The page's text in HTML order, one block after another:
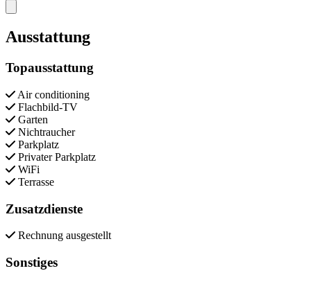
Close modal
Ausstattung
Topausstattung
Air conditioning
Flachbild-TV
Garten
Nichtraucher
Parkplatz
Privater Parkplatz
WiFi
Terrasse
Zusatzdienste
Rechnung ausgestellt
Sonstiges